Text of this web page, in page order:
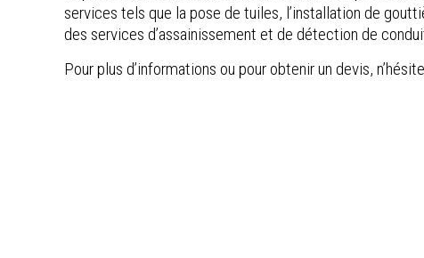
services tels que la pose de tuiles, l’installation de
des services d’assainissement et de détection de
Pour plus d’informations ou pour obtenir un devis,